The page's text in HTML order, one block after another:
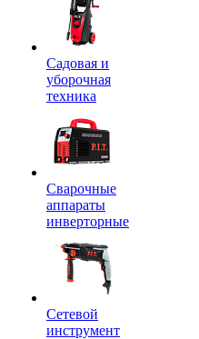
Садовая и
уборочная
техника
Сварочные
аппараты
инверторные
Сетевой
инструмент